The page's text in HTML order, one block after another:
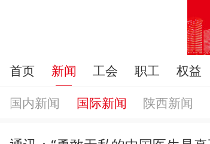
首页 新闻 工会 职工 权益
国内新闻 国际新闻 陕西新闻